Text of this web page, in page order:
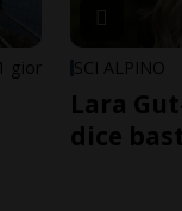
1 gior SCI ALPINO
Lara
dice